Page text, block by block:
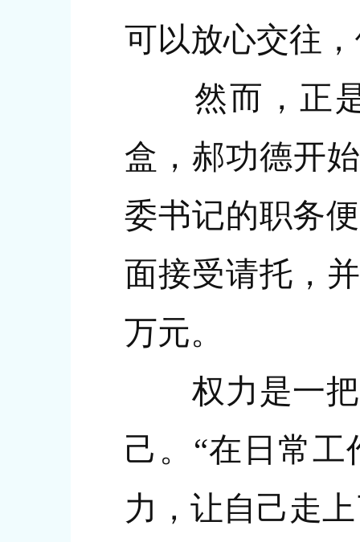
可以放心交往
然而，正是
盒，郝功德开
委书记的职务
面接受请托，
万元。
权力是一把
己。“在日常
力，让自己走